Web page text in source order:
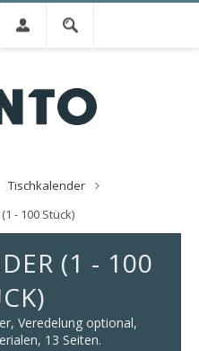
Tischkalender
- 100 Stück)
(1 - 100
Veredelung optional,
13 Seiten.